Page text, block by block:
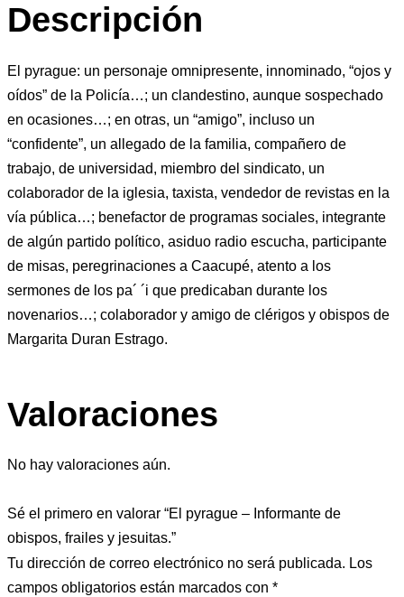
Descripción
El pyrague: un personaje omnipresente, innominado, “ojos y
oídos” de la Policía…; un clandestino, aunque sospechado
en ocasiones…; en otras, un “amigo”, incluso un
“confidente”, un allegado de la familia, compañero de
trabajo, de universidad, miembro del sindicato, un
colaborador de la iglesia, taxista, vendedor de revistas en la
vía pública…; benefactor de programas sociales, integrante
de algún partido político, asiduo radio escucha, participante
de misas, peregrinaciones a Caacupé, atento a los
sermones de los pa´ ´i que predicaban durante los
novenarios…; colaborador y amigo de clérigos y obispos de
Margarita Duran Estrago.
Valoraciones
No hay valoraciones aún.
Sé el primero en valorar “El pyrague – Informante de
obispos, frailes y jesuitas.”
Tu dirección de correo electrónico no será publicada. Los
campos obligatorios están marcados con *